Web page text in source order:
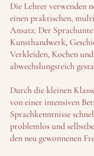
Die Lehrer verwenden
einen praktischen,
Ansatz. Der
Kunsthandwerk,
Verkleiden, Kochen
abwechslungsreich
Durch die kleinen
von einer intensiven
Sprachkenntnisse
problemlos und
den neu gewonnenen